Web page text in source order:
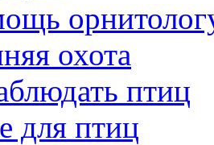
охота
птиц
для птиц